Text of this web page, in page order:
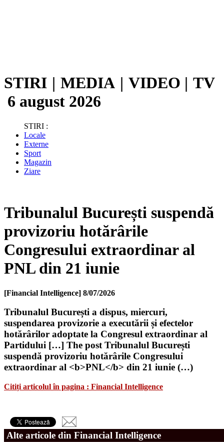
STIRI | MEDIA | VIDEO | TV
6 august 2026
STIRI :
Locale
Externe
Sport
Magazin
Ziare
Tribunalul București suspendă
provizoriu hotărârile
Congresului extraordinar al
PNL din 21 iunie
[Financial Intelligence] 8/07/2026
Tribunalul București a dispus, miercuri,
suspendarea provizorie a executării și efectelor
hotărârilor adoptate la Congresul extraordinar al
Partidului […] The post Tribunalul București
suspendă provizoriu hotărârile Congresului
extraordinar al <b>PNL</b> din 21 iunie (…)
Citiți articolul în pagina : Financial Intelligence
Alte articole din Financial Intelligence